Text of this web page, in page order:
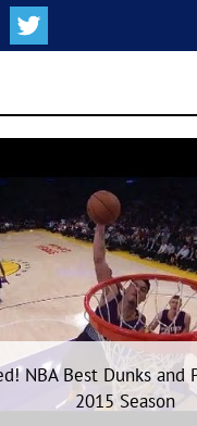
NBA Best Dunks and
2015 Season